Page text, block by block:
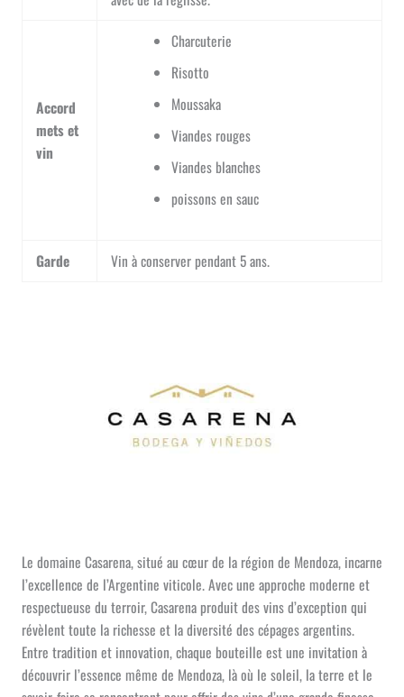
Accord
mets et
vin
Charcuterie
Risotto
Moussaka
Viandes rouges
Viandes blanches
poissons en sauc
Garde Vin à conserver pendant 5 ans.
Le domaine Casarena, situé au cœur de la région de Mendoza, incarne
l’excellence de l’Argentine viticole. Avec une approche moderne et
respectueuse du terroir, Casarena produit des vins d’exception qui
révèlent toute la richesse et la diversité des cépages argentins.
Entre tradition et innovation, chaque bouteille est une invitation à
découvrir l’essence même de Mendoza, là où le soleil, la terre et le